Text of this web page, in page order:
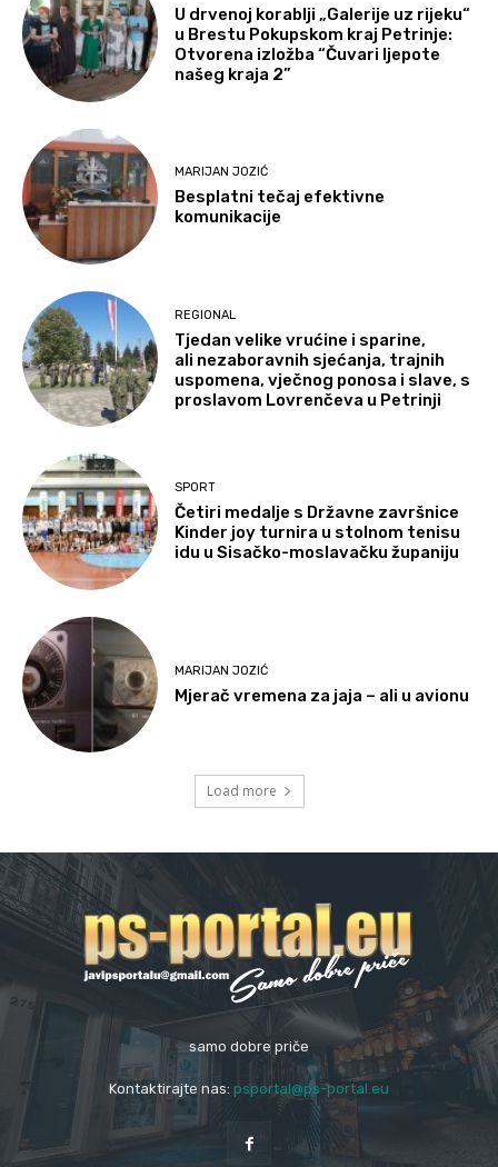
U drvenoj korablji „Galerije uz rijeku“
u Brestu Pokupskom kraj Petrinje:
Otvorena izložba “Čuvari ljepote
našeg kraja 2”
MARIJAN JOZIĆ
Besplatni tečaj efektivne
komunikacije
REGIONAL
Tjedan velike vrućine i sparine,
ali nezaboravnih sjećanja, trajnih
uspomena, vječnog ponosa i slave, s
proslavom Lovrenčeva u Petrinji
SPORT
Četiri medalje s Državne završnice
Kinder joy turnira u stolnom tenisu
idu u Sisačko-moslavačku županiju
MARIJAN JOZIĆ
Mjerač vremena za jaja – ali u avionu
Load more
samo dobre priče
Kontaktirajte nas: psportal@ps-portal.eu